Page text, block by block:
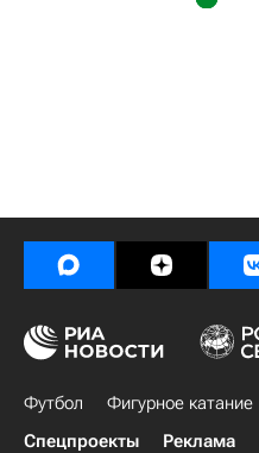
Футбол Фигурное катание
Спецпроекты
Реклама